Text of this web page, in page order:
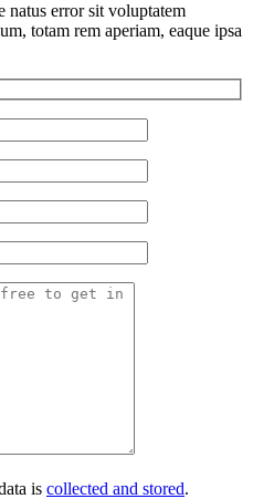
natus error sit voluptatem
totam rem aperiam, eaque ipsa
is collected and stored.